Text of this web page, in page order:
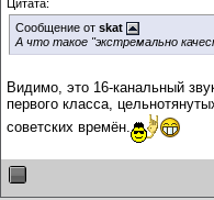
Цитата:
Сообщение от skat
А что такое "экстремально
Видимо, это 16-канальный
первого класса,
советских времён.